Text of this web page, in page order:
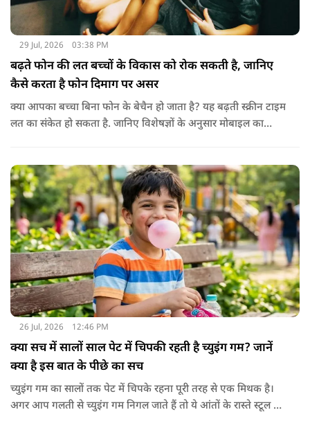
29 Jul, 2026 03:38 PM
बढ़ते फोन की लत बच्चों के विकास को रोक सकती है, जानिए
कैसे करता है फोन दिमाग पर असर
क्या आपका बच्चा बिना फोन के बेचैन हो जाता है? यह बढ़ती स्क्रीन टाइम
लत का संकेत हो सकता है. जानिए विशेषज्ञों के अनुसार मोबाइल का
26 Jul, 2026 12:46 PM
क्या सच में सालों साल पेट में चिपकी रहती है च्युइंग गम? जानें
क्या है इस बात के पीछे का सच
च्युइंग गम का सालों तक पेट में चिपके रहना पूरी तरह से एक मिथक है।
अगर आप गलती से च्युइंग गम निगल जाते हैं तो ये आंतों के रास्ते स्टूल में